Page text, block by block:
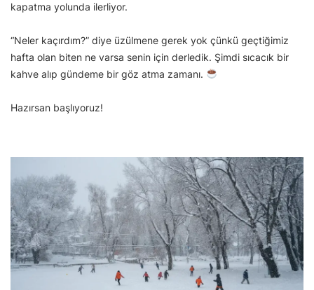
kapatma yolunda ilerliyor.
“Neler kaçırdım?” diye üzülmene gerek yok çünkü geçtiğimiz
hafta olan biten ne varsa senin için derledik. Şimdi sıcacık bir
kahve alıp gündeme bir göz atma zamanı.
Hazırsan başlıyoruz!